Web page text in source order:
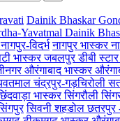
Dainik Bhaskar
Yavatmal Dainik
नागपुर-विदर्भ नागपुर भास्कर
भास्करजबलपुर डीबी स्टार
औरंगाबाद भास्कर
यवतमालचंद्रपुर-गड़चिरोली
भास्करसिंगरौली
सिवनीशहडोलछतरपुर